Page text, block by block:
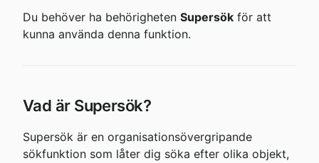
Du behöver ha behörigheten Supersök för att
kunna använda denna funktion.
Vad är Supersök?
Supersök är en organisationsövergripande
sökfunktion som låter dig söka efter olika objekt,